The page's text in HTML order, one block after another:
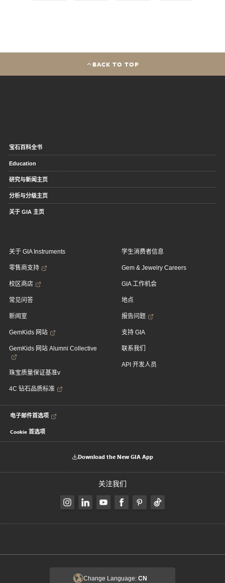
BACK TO TOP
宝石百科全书
Education
研究与新闻主页
分析与分级主页
关于 GIA 主页
关于 GIA Instruments
零售商支持
校区商店
常见问答
新闻室
GemKids 网站
GemKids 网站 Alumni Collective
珠宝质量保证基准v
4C 钻石品质标准
学生消费者信息
Gem & Jewelry Careers
GIA 工作机会
地点
报告问题
支持 GIA
联系我们
API 开发人员
电子邮件首选项
Cookie 首选项
Download the New GIA App
关注我们
Change Language: CN